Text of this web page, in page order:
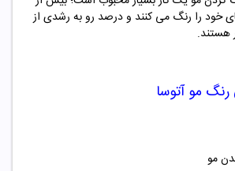
خود را رنگ می کنند و درصد رو به رشدی از
هستند.
رنگ مو آتوسا
مو